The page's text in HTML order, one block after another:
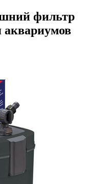
фильтр
аквариумов